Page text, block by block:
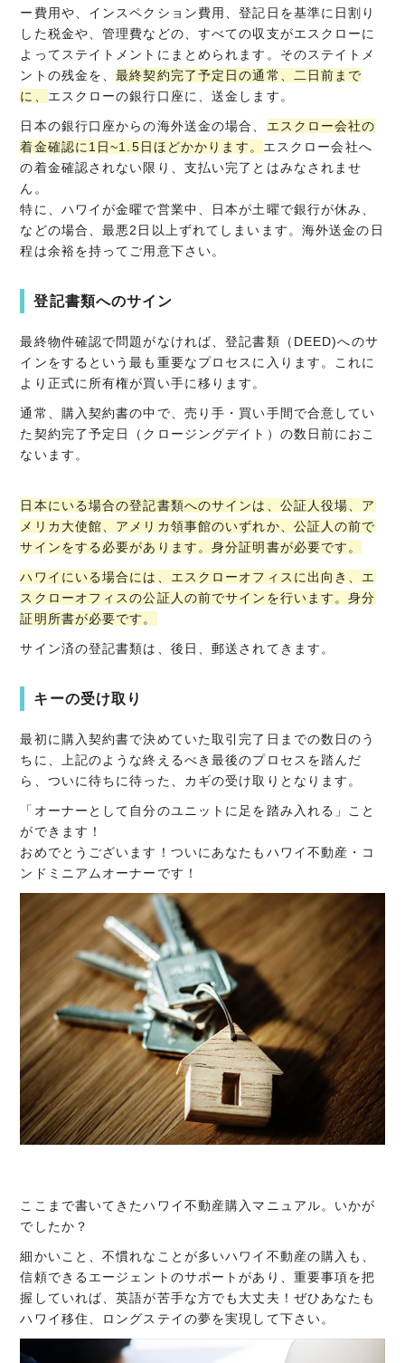
ー費用や、インスペクション費用、登記日を基準に日割り
した税金や、管理費などの、すべての収支がエスクローに
よってステイトメントにまとめられます。そのステイトメ
ントの残金を、最終契約完了予定日の通常、二日前まで
に、 エスクローの銀行口座に、送金します。
日本の銀行口座からの海外送金の場合、 エスクロー会社の
着金確認に1日~1.5日ほどかかります。 エスクロー会社へ
の着金確認されない限り、支払い完了とはみなされませ
ん。
特に、ハワイが金曜で営業中、日本が土曜で銀行が休み、
などの場合、最悪2日以上ずれてしまいます。海外送金の日
程は余裕を持ってご用意下さい。
登記書類へのサイン
最終物件確認で問題がなければ、登記書類（DEED)へのサ
インをするという最も重要なプロセスに入ります。これに
より正式に所有権が買い手に移ります。
通常、購入契約書の中で、売り手・買い手間で合意してい
た契約完了予定日（クロージングデイト）の数日前におこ
ないます。
日本にいる場合の登記書類へのサインは、公証人役場、ア
メリカ大使館、アメリカ領事館のいずれか、公証人の前で
サインをする必要があります。身分証明書が必要です。
ハワイにいる場合には、エスクローオフィスに出向き、エ
スクローオフィスの公証人の前でサインを行います。身分
証明所書が必要です。
サイン済の登記書類は、後日、郵送されてきます。
キーの受け取り
最初に購入契約書で決めていた取引完了日までの数日のう
ちに、上記のような終えるべき最後のプロセスを踏んだ
ら、ついに待ちに待った、カギの受け取りとなります。
「オーナーとして自分のユニットに足を踏み入れる」こと
ができます！
おめでとうございます！ついにあなたもハワイ不動産・コ
ンドミニアムオーナーです！
ここまで書いてきたハワイ不動産購入マニュアル。いかが
でしたか？
細かいこと、不慣れなことが多いハワイ不動産の購入も、
信頼できるエージェントのサポートがあり、重要事項を把
握していれば、英語が苦手な方でも大丈夫！ぜひあなたも
ハワイ移住、ロングステイの夢を実現して下さい。